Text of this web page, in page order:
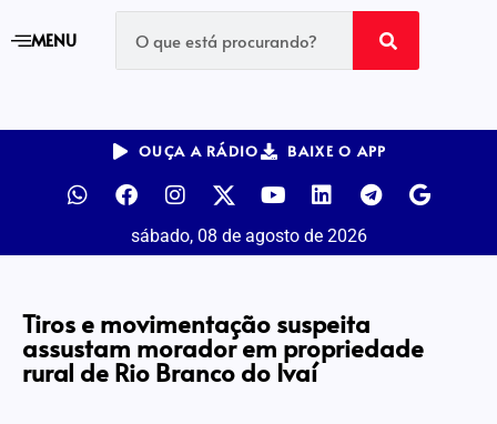
MENU
OUÇA A RÁDIO BAIXE O APP
sábado, 08 de agosto de 2026
Tiros e movimentação suspeita
assustam morador em propriedade
rural de Rio Branco do Ivaí